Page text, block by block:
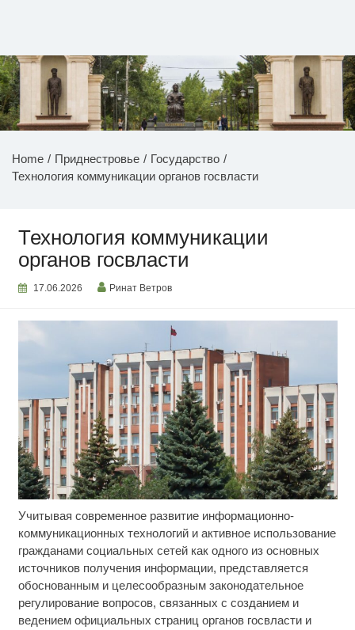
НОВОСТИ ПРИДНЕСТРОВЬЯ
Home Приднестровье
Государство
Технология коммуникации органов госвласти
Технология коммуникации
органов госвласти
17.06.2026 Ринат Ветров
Учитывая современное развитие информационно-
коммуникационных технологий и активное использование
гражданами социальных сетей как одного из основных
источников получения информации, представляется
обоснованным и целесообразным законодательное
регулирование вопросов, связанных с созданием и
ведением официальных страниц органов госвласти и
Скрытая камера на пляже Крыма: Что люди
вытворяют, когда их не видят...
Этот танец невесты оставит вас без слов!
Пересмотрела 10 раз
Ролик из Омска: вы будете смеяться долго